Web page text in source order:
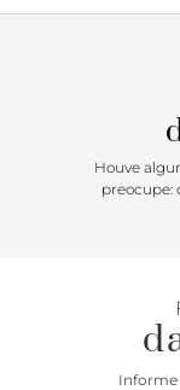
bombadas trazem
vinil no calcanhar
para um ajuste
arremata o look
Houve
preocupe:
Informe